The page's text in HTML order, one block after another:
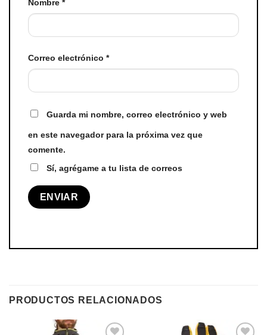
Nombre *
Correo electrónico *
Guarda mi nombre, correo electrónico y web
en este navegador para la próxima vez que
comente.
Sí, agrégame a tu lista de correos
PRODUCTOS RELACIONADOS